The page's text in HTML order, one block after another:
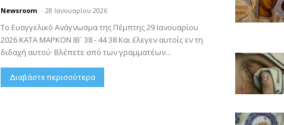
Newsroom - 28 Ιανουαρίου 2026
Το Ευαγγελικό Ανάγνωσμα της Πέμπτης 29 Ιανουαρίου
2026 ΚΑΤΑ ΜΑΡΚΟΝ ΙΒ´ 38 - 44 38 Και έλεγεν αυτοίς εν τη
διδαχή αυτού· Βλέπετε από των γραμματέων...
Διαβάστε περισσότερα